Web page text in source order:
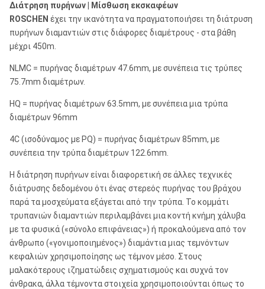
Διάτρηση πυρήνων | Μίσθωση εκσκαφέων
ROSCHEN έχει την ικανότητα να πραγματοποιήσει τη διάτρυση
πυρήνων διαμαντιών στις διάφορες διαμέτρους - στα βάθη
μέχρι 450m.
NLMC = πυρήνας διαμέτρων 47.6mm, με συνέπεια τις τρύπες
75.7mm διαμέτρων.
HQ = πυρήνας διαμέτρων 63.5mm, με συνέπεια μια τρύπα
διαμέτρων 96mm
4C (ισοδύναμος με PQ) = πυρήνας διαμέτρων 85mm, με
συνέπεια την τρύπα διαμέτρων 122.6mm.
Η διάτρηση πυρήνων είναι διαφορετική σε άλλες τεχνικές
διάτρυσης δεδομένου ότι ένας στερεός πυρήνας του βράχου
παρά τα μοσχεύματα εξάγεται από την τρύπα. Το κομμάτι
τρυπανιών διαμαντιών περιλαμβάνει μια κοντή κνήμη χάλυβα
με τα φυσικά («σύνολο επιφάνειας») ή προκαλούμενα από τον
άνθρωπο («γονιμοποιημένος») διαμάντια μιας τεμνόντων
κεφαλιών χρησιμοποίησης ως τέμνον μέσο. Στους
μαλακότερους ιζηματώδεις σχηματισμούς και συχνά τον
άνθρακα, άλλα τέμνοντα στοιχεία χρησιμοποιούνται όπως το